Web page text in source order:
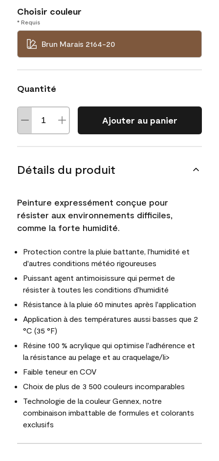
Choisir couleur
* Requis
Brun Marais 2164-20
Quantité
Ajouter au panier
Détails du produit
Peinture expressément conçue pour
résister aux environnements difficiles,
comme la forte humidité.
Protection contre la pluie battante, l'humidité et
d'autres conditions météo rigoureuses
Puissant agent antimoisissure qui permet de
résister à toutes les conditions d'humidité
Résistance à la pluie 60 minutes après l'application
Application à des températures aussi basses que 2
°C (35 °F)
Résine 100 % acrylique qui optimise l'adhérence et
la résistance au pelage et au craquelage/li>
Faible teneur en COV
Choix de plus de 3 500 couleurs incomparables
Technologie de la couleur Gennex, notre
combinaison imbattable de formules et colorants
exclusifs